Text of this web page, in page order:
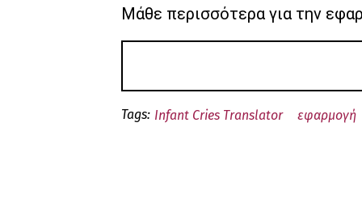
Μάθε περισσότερα για την
Tags: Infant Cries Translator εφαρμογή